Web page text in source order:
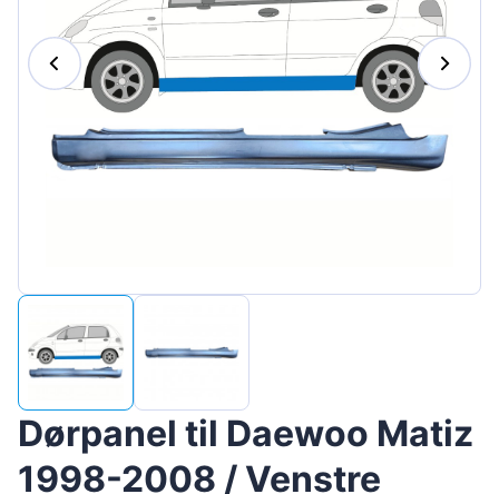
Magyar
Lietuvių
Hrvatski
Slovenian
Dørpanel til Daewoo Matiz
1998-2008 / Venstre